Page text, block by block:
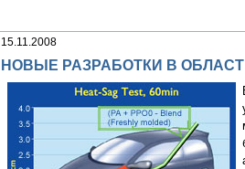
15.11.2008
НОВЫЕ РАЗРАБОТКИ В